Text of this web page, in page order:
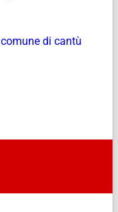
comune di cantù